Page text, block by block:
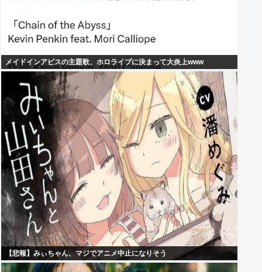
メイドインアビスの主題歌、ホロライブに決まって大炎上www
【悲報】みぃちゃん、マジでアニメ中止になりそう